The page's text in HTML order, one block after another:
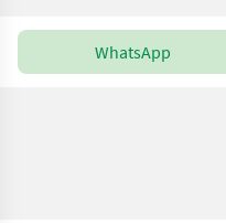
WhatsApp